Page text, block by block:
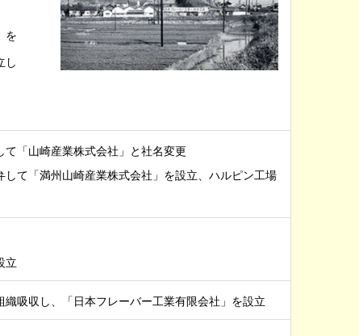
を
し
「山崎産業株式会社」と社名変更
て「満州山崎産業株式会社」を設立、ハルピン工場
立
織吸収し、「日本フレーバー工業有限会社」を設立